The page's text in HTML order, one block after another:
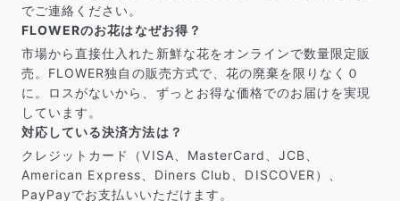
でご連絡ください。
FLOWERのお花はなぜお得？
市場から直接仕入れた新鮮な花をオンラインで数量限定販
売。FLOWER独自の販売方式で、花の廃棄を限りなく０
に。ロスがないから、ずっとお得な価格でのお届けを実現
しています。
対応している決済方法は？
クレジットカード（VISA、MasterCard、JCB、
American Express、Diners Club、DISCOVER）、
PayPayでお支払いいただけます。